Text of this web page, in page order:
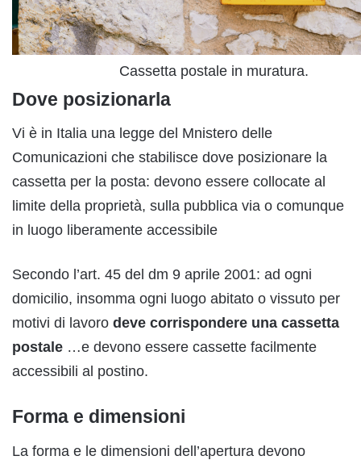
Cassetta postale in muratura.
Dove posizionarla
Vi è in Italia una legge del Mnistero delle
Comunicazioni che stabilisce dove posizionare la
cassetta per la posta: devono essere collocate al
limite della proprietà, sulla pubblica via o comunque
in luogo liberamente accessibile
Secondo l’art. 45 del dm 9 aprile 2001: ad ogni
domicilio, insomma ogni luogo abitato o vissuto per
motivi di lavoro deve corrispondere una cassetta
postale …e devono essere cassette facilmente
accessibili al postino.
Forma e dimensioni
La forma e le dimensioni dell’apertura devono